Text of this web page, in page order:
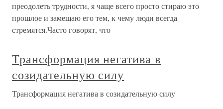
преодолеть трудности, я чаще всего просто стираю это
прошлое и замещаю его тем, к чему люди всегда
стремятся.Часто говорят, что
Трансформация негатива в
созидательную силу
Трансформация негатива в созидательную силу